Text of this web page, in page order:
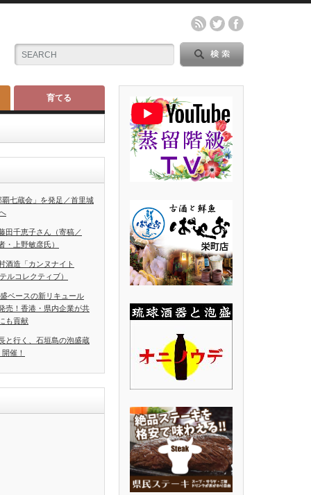
育てる
七蔵会」を発足／首里城
田千恵子さん（寄稿／
・上野敏彦氏）
酒造「カンヌナイト
ルコレクティブ）
ベースの新リキュール
売！香港・県内企業が共
も貢献
と行く、石垣島の泡盛蔵
催！